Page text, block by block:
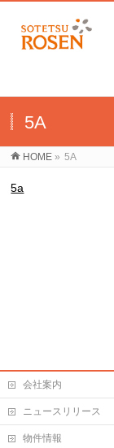
5A
HOME » 5A
5a
会社案内
ニュースリリース
物件情報